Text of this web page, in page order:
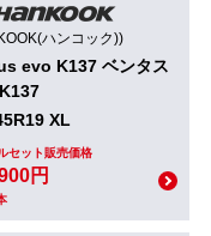
ハンコック))
evo K137 ベンタス
XL
セット販売価格
円